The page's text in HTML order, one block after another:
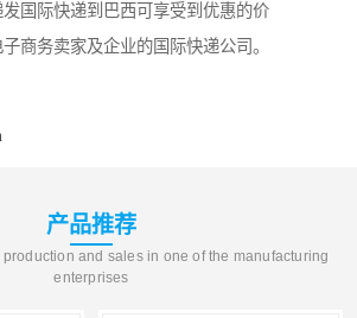
国际快递到巴西可享受到优惠的价
商务卖家及企业的国际快递公司。
产品推荐
and sales in one of the manufacturing
enterprises